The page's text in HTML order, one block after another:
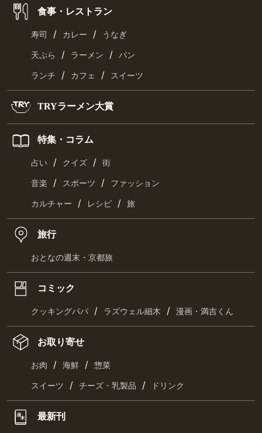
食事・レストラン
寿司 / カレー / うなぎ
天ぷら / ラーメン / パン
ランチ / カフェ / スイーツ
TRYラーメン大賞
特集・コラム
占い / クイズ / 街
音楽 / スポーツ / ファッション
カルチャー / レシピ / 旅
旅行
おとなの週末・京都旅
コミック
クッキングパパ / ラズウェル細木 / 漫画・満吉くん
お取り寄せ
お肉 / 海鮮 / 惣菜
スイーツ / チーズ・乳製品 / ドリンク
最新刊